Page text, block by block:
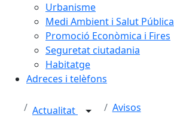
Urbanisme
Medi Ambient i Salut Pública
Promoció Econòmica i Fires
Seguretat ciutadania
Habitatge
Adreces i telèfons
Actualitat Avisos